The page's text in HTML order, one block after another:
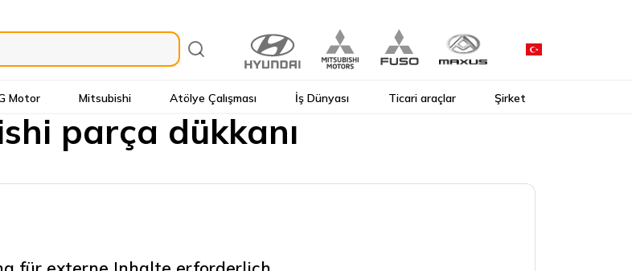
Motor Mitsubishi Atölye Çalışması İş Dünyası Ticari araçlar Şirket
parça dükkanı